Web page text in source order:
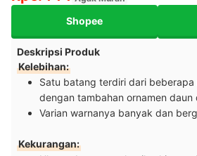
Shopee
Deskripsi Produk
Kelebihan:
Satu batang terdiri dari
dengan tambahan ornamen
Varian warnanya banyak dan
Kekurangan: